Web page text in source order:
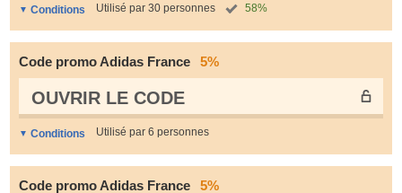
Conditions Utilisé par 30 personnes 58%
Code promo Adidas France 5%
OUVRIR LE СODE
Conditions Utilisé par 6 personnes
Code promo Adidas France 5%